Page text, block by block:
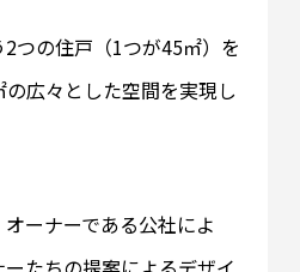
つの住戸（1つが45㎡）を
広々とした空間を実現し
ーナーである公社によ